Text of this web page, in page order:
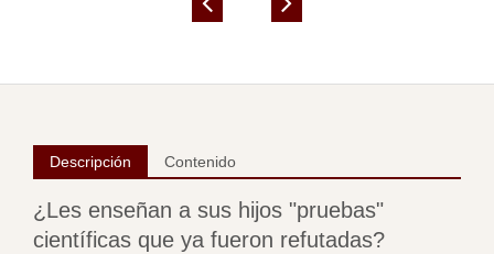
Descripción Contenido
¿Les enseñan a sus hijos "pruebas"
científicas que ya fueron refutadas?